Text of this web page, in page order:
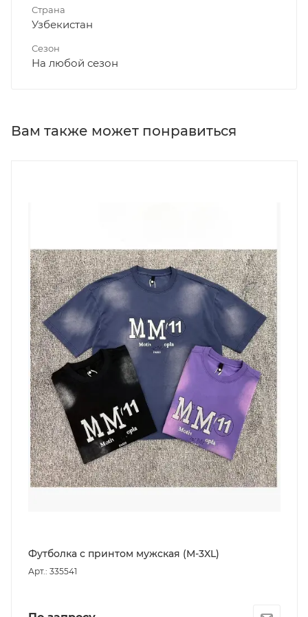
Страна
Узбекистан
Сезон
На любой сезон
Вам также может понравиться
Футболка с принтом мужская (M-3XL)
Арт.: 335541